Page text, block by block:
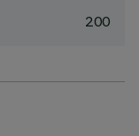
200